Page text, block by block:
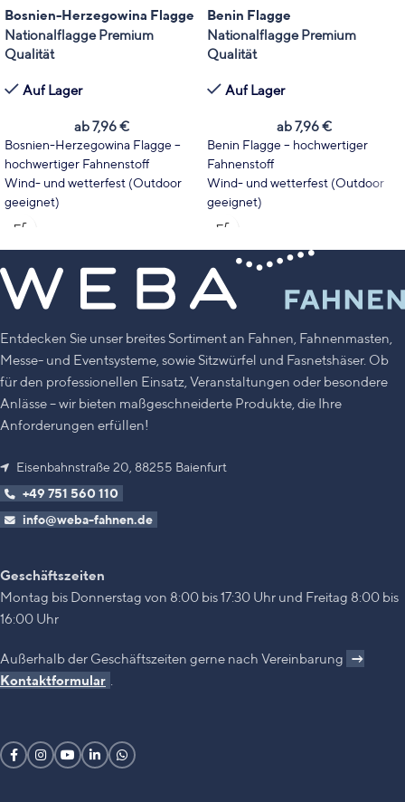
Bosnien-Herzegowina Flagge
Nationalflagge Premium
Qualität
Auf Lager
ab7,96€
Bosnien-Herzegowina Flagge –
hochwertiger Fahnenstoff
Wind- und wetterfest (Outdoor
geeignet)
Wählen Sie Fahnentyp und Größe
UV-Stabilität
Made in Germany
Benin Flagge
Nationalflagge Premium
Qualität
Auf Lager
ab7,96€
Benin Flagge – hochwertiger
Fahnenstoff
Wind- und wetterfest (Outdoor
geeignet)
Wählen Sie Fahnentyp und Größe
Leuchtende Farben mit hoher
UV-Stabilität
Made in Germany
Entdecken Sie unser breites Sortiment an Fahnen, Fahnenmasten,
Messe- und Eventsysteme, sowie Sitzwürfel und Fasnetshäser. Ob
für den professionellen Einsatz, Veranstaltungen oder besondere
Anlässe – wir bieten maßgeschneiderte Produkte, die Ihre
Anforderungen erfüllen!
Eisenbahnstraße 20, 88255 Baienfurt
+49 751 560 110
info@weba-fahnen.de
Geschäftszeiten
Montag bis Donnerstag von 8:00 bis 17:30 Uhr und Freitag 8:00 bis
16:00 Uhr
Außerhalb der Geschäftszeiten gerne nach Vereinbarung →
Kontaktformular